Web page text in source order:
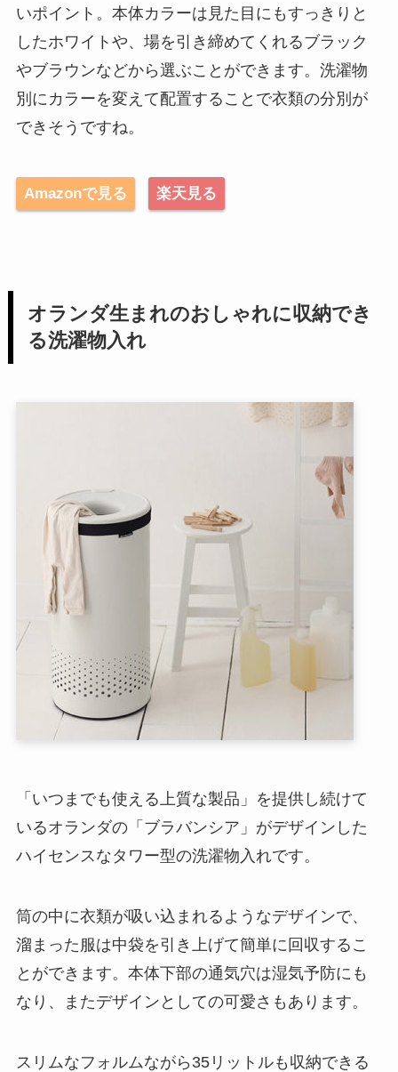
いポイント。本体カラーは見た目にもすっきりと
したホワイトや、場を引き締めてくれるブラック
やブラウンなどから選ぶことができます。洗濯物
別にカラーを変えて配置することで衣類の分別が
できそうですね。
Amazonで見る 楽天見る
オランダ生まれのおしゃれに収納でき
る洗濯物入れ
「いつまでも使える上質な製品」を提供し続けて
いるオランダの「ブラバンシア」がデザインした
ハイセンスなタワー型の洗濯物入れです。
筒の中に衣類が吸い込まれるようなデザインで、
溜まった服は中袋を引き上げて簡単に回収するこ
とができます。本体下部の通気穴は湿気予防にも
なり、またデザインとしての可愛さもあります。
スリムなフォルムながら35リットルも収納できる